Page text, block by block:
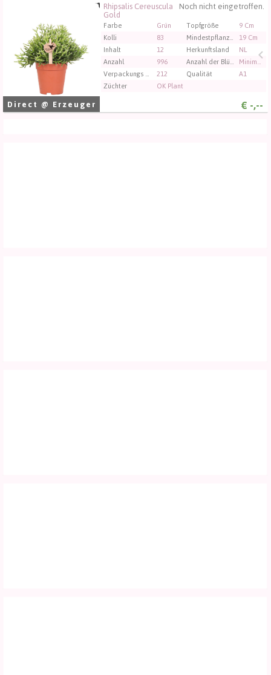
Direct @ Erzeuger
Noch nicht eingetroffen.
Rhipsalis Cereuscula
Gold
Farbe Grün Topfgröße
9 Cm
Kolli
83 Mindestpflanzenhöhe
19 Cm
Inhalt
12 Herkunftsland
NL
Anzahl
996
212 Qualität
A1
Züchter
OK Plant
€ -,--
Rhipsalis Cereuscula Gold
Sie müssen angemeldet sein, um kaufen zu können.
Klicken Sie hier, um sich einzuloggen.